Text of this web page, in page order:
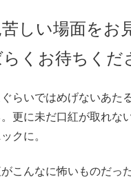
しい場面をお
くお待ちくだ
らいではめげないあた
更に未だ口紅が取れな
クに。
こんなに怖いものだっ